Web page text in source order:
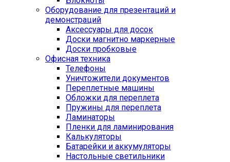
Оборудование для презентаций и
демонстраций
Аксессуары для досок
Доски магнитно маркерные
Доски пробковые
Офисная техника
Телефоны
Уничтожители документов
Переплетные машины
Обложки для переплета
Пружины для переплета
Ламинаторы
Пленки для ламинирования
Калькуляторы
Батарейки и аккумуляторы
Настольные светильники